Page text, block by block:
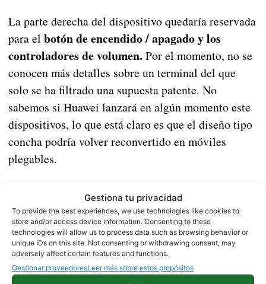
Gestiona tu privacidad
To provide the best experiences, we use technologies like cookies to
store and/or access device information. Consenting to these
technologies will allow us to process data such as browsing behavior or
unique IDs on this site. Not consenting or withdrawing consent, may
adversely affect certain features and functions.
Gestionar proveedoresLeer más sobre estos propósitos
La parte derecha del dispositivo quedaría reservada
para el botón de encendido / apagado y los
controladores de volumen. Por el momento, no se
conocen más detalles sobre un terminal del que
solo se ha filtrado una supuesta patente. No
sabemos si Huawei lanzará en algún momento este
dispositivos, lo que está claro es que el diseño tipo
concha podría volver reconvertido en móviles
plegables.
HUAWEI NOTICIAS
Sobre este autor